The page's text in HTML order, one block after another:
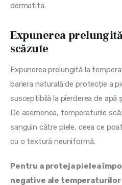
dermatita.
Expunerea
scăzute
Expunerea prelungită la
bariera naturală de protecție a
susceptibilă la pierderea de apă
De asemenea, temperaturile
sanguin către piele, ceea ce
cu o textură neuniformă.
Pentru a proteja pielea
negative ale